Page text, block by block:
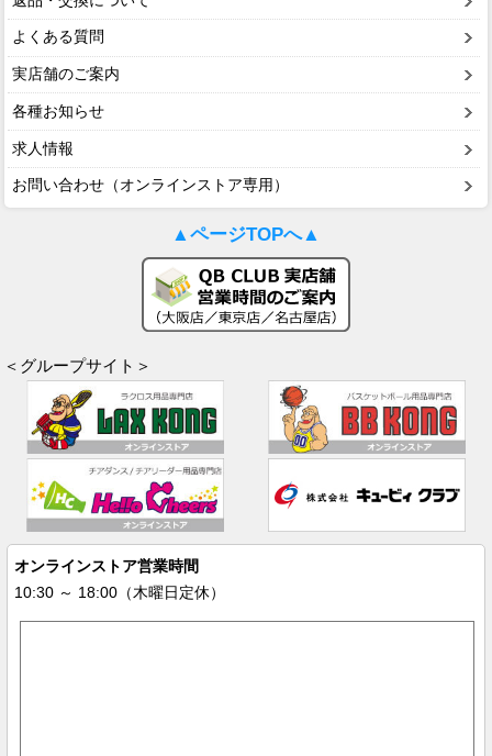
よくある質問
実店舗のご案内
各種お知らせ
求人情報
お問い合わせ（オンラインストア専用）
▲ページTOPへ▲
＜グループサイト＞
オンラインストア営業時間
10:30 ～ 18:00（木曜日定休）